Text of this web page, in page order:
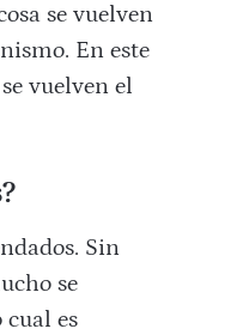
se vuelven
En este
vuelven el
Sin
se
es